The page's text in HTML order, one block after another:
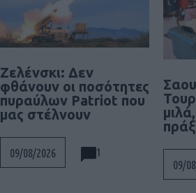
Ζελένσκι: Δεν
φθάνουν οι ποσότητες
πυραύλων Patriot που
μας στέλνουν
09/08/2026 1
09/